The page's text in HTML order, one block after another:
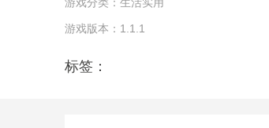
游戏版本：1.1.1
标签：